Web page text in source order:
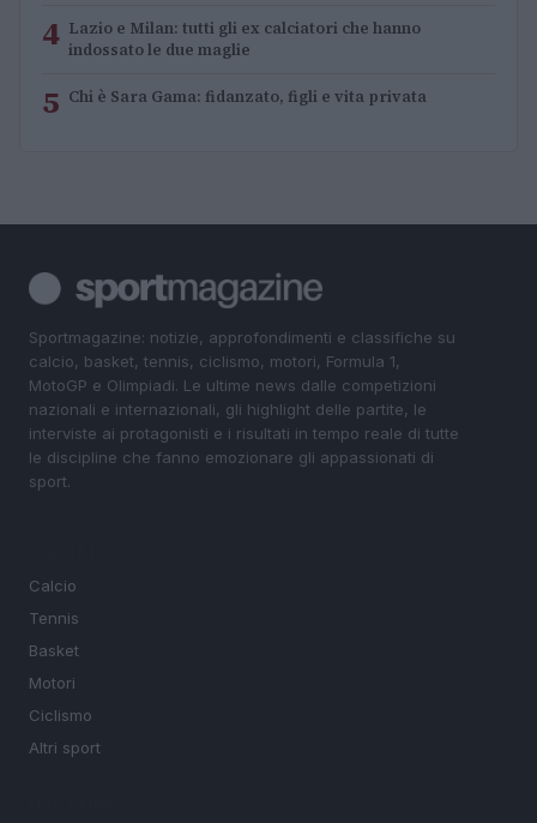
4 Lazio e Milan: tutti gli ex calciatori che hanno
indossato le due maglie
5 Chi è Sara Gama: fidanzato, figli e vita privata
Sportmagazine: notizie, approfondimenti e classifiche su
calcio, basket, tennis, ciclismo, motori, Formula 1,
MotoGP e Olimpiadi. Le ultime news dalle competizioni
nazionali e internazionali, gli highlight delle partite, le
interviste ai protagonisti e i risultati in tempo reale di tutte
le discipline che fanno emozionare gli appassionati di
sport.
Calcio
Tennis
Basket
Motori
Ciclismo
Altri sport